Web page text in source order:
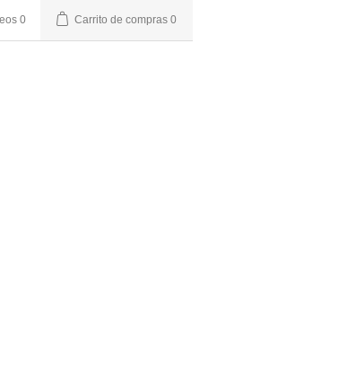
0 Carrito de compras 0